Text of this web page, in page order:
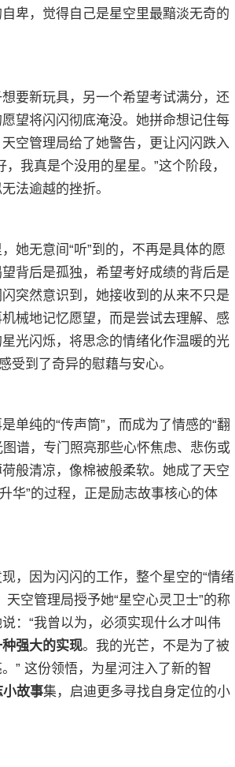
卑，觉得自己是星空里最黯淡无奇的
要新玩具，另一个希望考试满分，还
望将闪闪彻底淹没。她拼命想记住每
空管理局给了她警告，更让闪闪跌入
我真是个没用的星星。”这个阶段，
法逾越的挫折。
她无意间“听”到的，不再是具体的愿
背后是孤独，希望考好成绩的背后是
突然意识到，她接收到的从来不只是
械地记忆愿望，而是尝试去理解、感
光闪烁，将思念的情绪化作温暖的光
受到了奇异的慰藉与安心。
单纯的“传声筒”，而成为了情感的“翻
谱，专门照亮那些心怀焦虑、悲伤或
般清凉，像棉被般柔软。她成了天空
华”的过程，正是励志故事核心的体
，因为闪闪的工作，整个星空的“情绪
空管理局授予她“星空心灵卫士”的称
：“我曾以为，必须实现什么才叫伟
强大的实现。我的光芒，不是为了被
” 这份领悟，为星河注入了新的智
小故事集，启迪更多寻找自身定位的小